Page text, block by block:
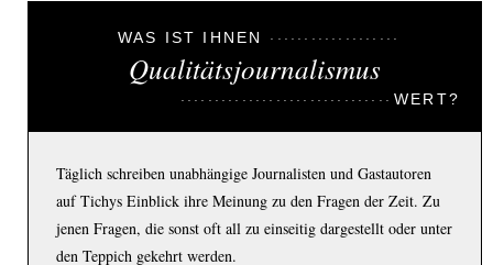
WAS IST IHNEN
Qualitätsjournalismus
WERT?
Täglich schreiben unabhängige Journalisten und Gastautoren
auf Tichys Einblick ihre Meinung zu den Fragen der Zeit. Zu
jenen Fragen, die sonst oft all zu einseitig dargestellt oder unter
den Teppich gekehrt werden.